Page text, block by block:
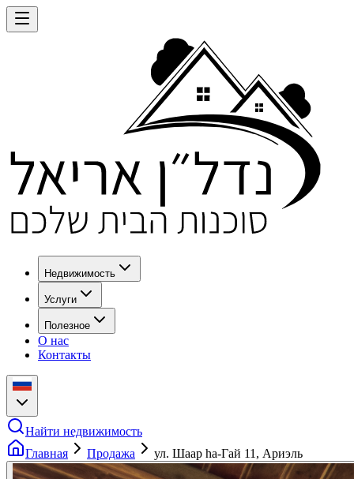
Недвижимость
Услуги
Полезное
О нас
Контакты
Найти недвижимость
Главная
Продажа ул. Шаар hа-Гай 11, Ариэль